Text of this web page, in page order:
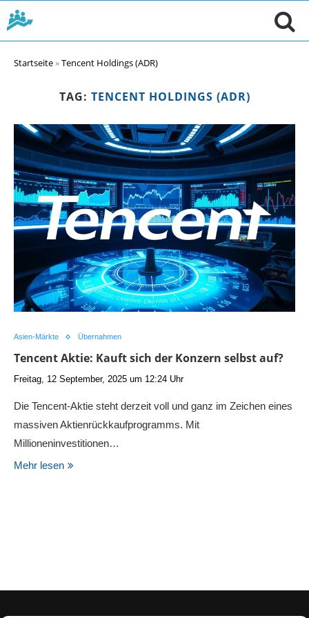
Startseite»Tencent Holdings (ADR)
TAG: TENCENT HOLDINGS (ADR)
Asien-Märkte Übernahmen
Tencent Aktie: Kauft sich der Konzern selbst auf?
Freitag, 12 September, 2025 um 12:24 Uhr
Die Tencent-Aktie steht derzeit voll und ganz im Zeichen eines
massiven Aktienrückkaufprogramms. Mit
Millioneninvestitionen…
Mehr lesen